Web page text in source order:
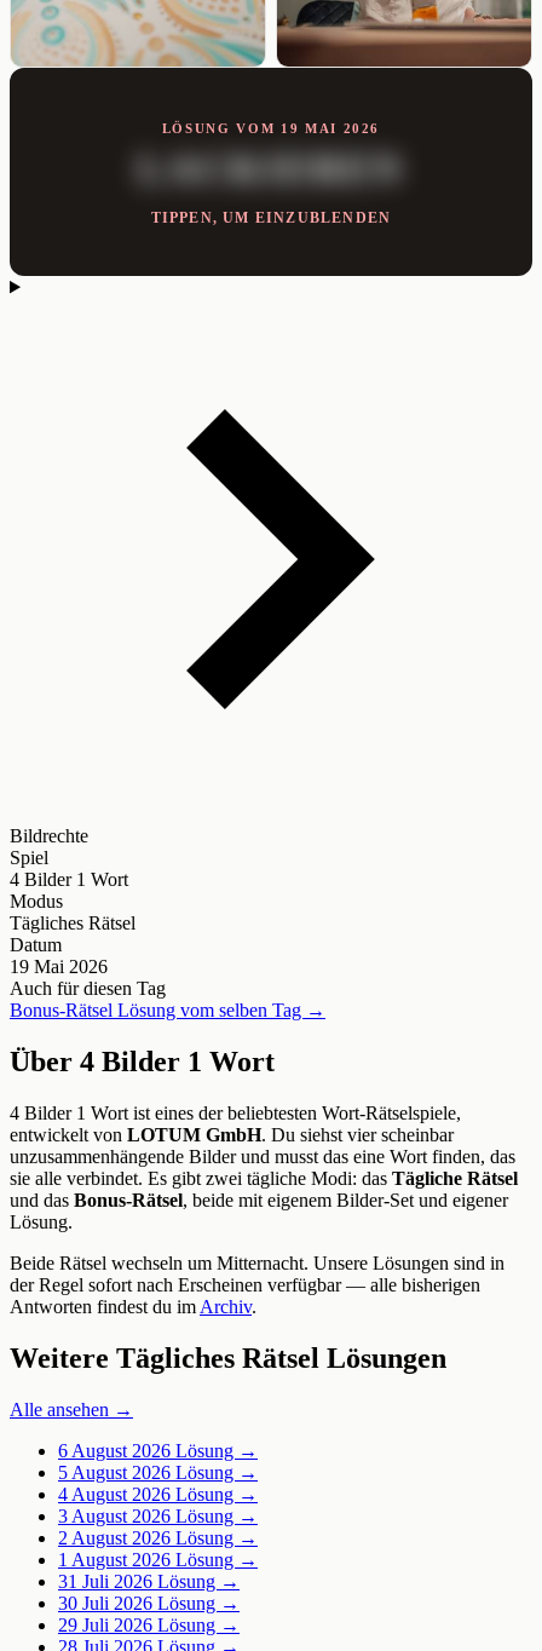
LÖSUNG VOM 19 MAI 2026
LACKIEREN
TIPPEN, UM EINZUBLENDEN
Bildrechte
Spiel
4 Bilder 1 Wort
Modus
Tägliches Rätsel
Datum
19 Mai 2026
Auch für diesen Tag
Bonus-Rätsel Lösung vom selben Tag →
Über 4 Bilder 1 Wort
4 Bilder 1 Wort ist eines der beliebtesten Wort-Rätselspiele,
entwickelt von LOTUM GmbH. Du siehst vier scheinbar
unzusammenhängende Bilder und musst das eine Wort finden, das
sie alle verbindet. Es gibt zwei tägliche Modi: das Tägliche Rätsel
und das Bonus-Rätsel, beide mit eigenem Bilder-Set und eigener
Lösung.
Beide Rätsel wechseln um Mitternacht. Unsere Lösungen sind in
der Regel sofort nach Erscheinen verfügbar — alle bisherigen
Antworten findest du im Archiv.
Weitere Tägliches Rätsel Lösungen
Alle ansehen →
6 August 2026 Lösung →
5 August 2026 Lösung →
4 August 2026 Lösung →
3 August 2026 Lösung →
2 August 2026 Lösung →
1 August 2026 Lösung →
31 Juli 2026 Lösung →
30 Juli 2026 Lösung →
29 Juli 2026 Lösung →
28 Juli 2026 Lösung →